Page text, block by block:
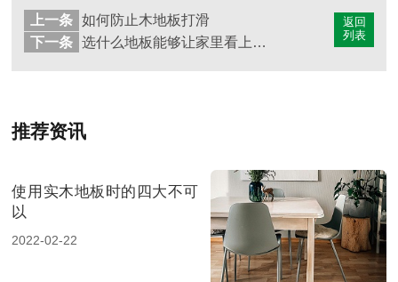
返回
列表
上一条
如何防止木地板打滑
下一条
选什么地板能够让家里看上去很高级？
推荐资讯
使用实木地板时的四大不可
以
2022-02-22